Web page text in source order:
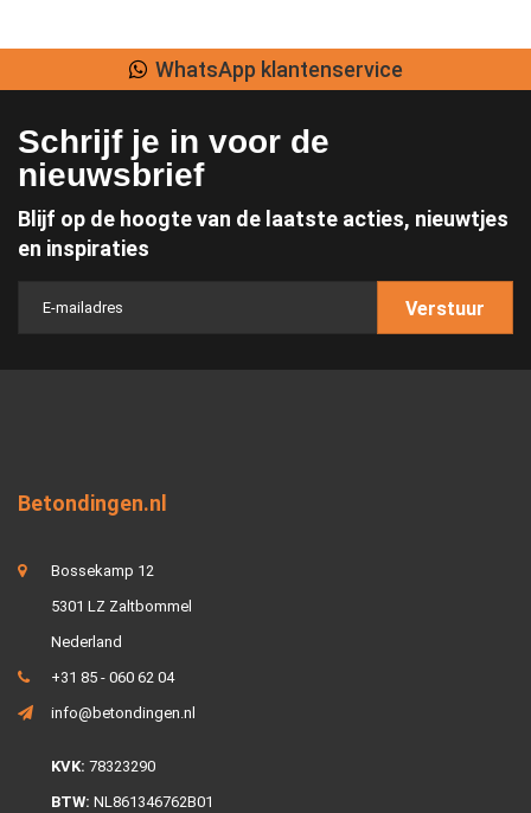
WhatsApp klantenservice
Schrijf je in voor de
nieuwsbrief
Blijf op de hoogte van de laatste acties, nieuwtjes
en inspiraties
Verstuur
Betondingen.nl
Bossekamp 12
5301 LZ Zaltbommel
Nederland
+31 85 - 060 62 04
info@betondingen.nl
KVK: 78323290
BTW: NL861346762B01